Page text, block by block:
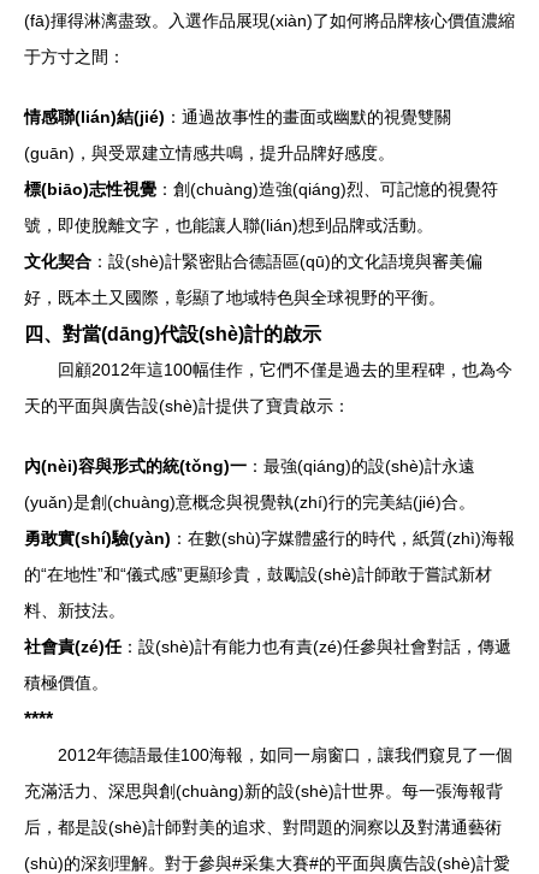
(fā)揮得淋漓盡致。入選作品展現(xiàn)了如何將品牌核心價值濃縮
于方寸之間：
情感聯(lián)結(jié) ：通過故事性的畫面或幽默的視覺雙關
(guān)，與受眾建立情感共鳴，提升品牌好感度。
標(biāo)志性視覺 ：創(chuàng)造強(qiáng)烈、可記憶的視覺符
號，即使脫離文字，也能讓人聯(lián)想到品牌或活動。
文化契合 ：設(shè)計緊密貼合德語區(qū)的文化語境與審美偏
好，既本土又國際，彰顯了地域特色與全球視野的平衡。
四、對當(dāng)代設(shè)計的啟示
回顧2012年這100幅佳作，它們不僅是過去的里程碑，也為今
天的平面與廣告設(shè)計提供了寶貴啟示：
內(nèi)容與形式的統(tǒng)一 ：最強(qiáng)的設(shè)計永遠
(yuǎn)是創(chuàng)意概念與視覺執(zhí)行的完美結(jié)合。
勇敢實(shí)驗(yàn) ：在數(shù)字媒體盛行的時代，紙質(zhì)海報
的“在地性”和“儀式感”更顯珍貴，鼓勵設(shè)計師敢于嘗試新材
料、新技法。
社會責(zé)任：設(shè)計有能力也有責(zé)任參與社會對話，傳遞
積極價值。
****
2012年德語最佳100海報，如同一扇窗口，讓我們窺見了一個
充滿活力、深思與創(chuàng)新的設(shè)計世界。每一張海報背
后，都是設(shè)計師對美的追求、對問題的洞察以及對溝通藝術
(shù)的深刻理解。對于參與#采集大賽#的平面與廣告設(shè)計愛